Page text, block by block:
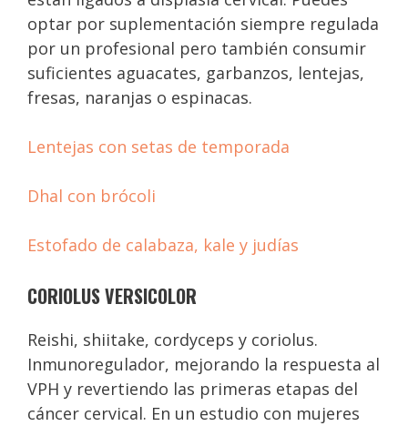
optar por suplementación siempre regulada
por un profesional pero también consumir
suficientes aguacates, garbanzos, lentejas,
fresas, naranjas o espinacas.
Lentejas con setas de temporada
Dhal con brócoli
Estofado de calabaza, kale y judías
CORIOLUS VERSICOLOR
Reishi, shiitake, cordyceps y coriolus.
Inmunoregulador, mejorando la respuesta al
VPH y revertiendo las primeras etapas del
cáncer cervical. En un estudio con mujeres